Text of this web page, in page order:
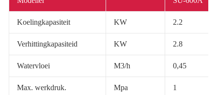
Koelingkapasiteit KW 2.2
Verhittingkapasiteid KW 2.8
Watervloei M3/h 0,45
Max. werkdruk. Mpa 1